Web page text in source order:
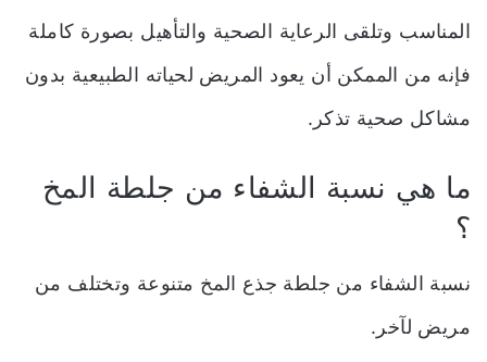
المناسب وتلقى الرعاية الصحية والتأهيل بصورة كاملة
فإنه من الممكن أن يعود المريض لحياته الطبيعية بدون
مشاكل صحية تذكر.
ما هي نسبة الشفاء من جلطة المخ
؟
نسبة الشفاء من جلطة جذع المخ متنوعة وتختلف من
مريض لآخر.